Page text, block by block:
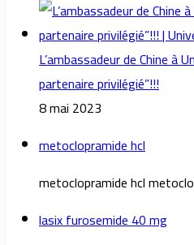
L’ambassadeur de Chine à
partenaire privilégié”!!!
8 mai 2023
metoclopramide hcl
metoclopramide hcl
lasix furosemide 40 mg